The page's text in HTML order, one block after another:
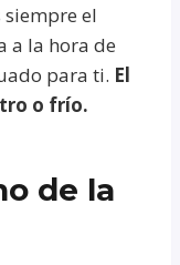
siempre el
a la hora de
para ti. El
o frío.
de la